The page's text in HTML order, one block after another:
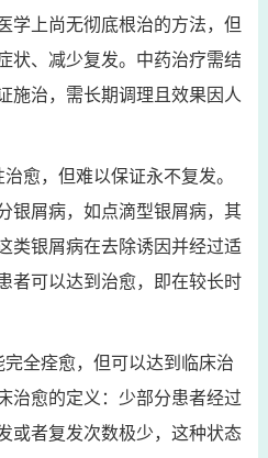
学上尚无彻底根治的方法，但
状、减少复发。中药治疗需结
施治，需长期调理且效果因人
愈，但难以保证永不复发。
银屑病，如点滴型银屑病，其
类银屑病在去除诱因并经过适
者可以达到治愈，即在较长时
全痊愈，但可以达到临床治
治愈的定义：少部分患者经过
或者复发次数极少，这种状态